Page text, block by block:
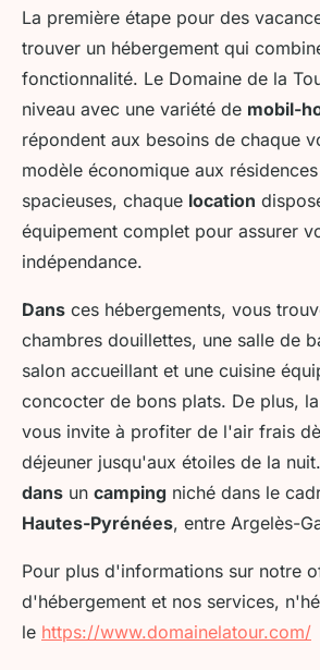
La première étape pour des
trouver un hébergement qui
fonctionnalité. Le Domaine de la
niveau avec une variété de mobil-
répondent aux besoins de chaque
modèle économique aux
spacieuses, chaque location
équipement complet pour assurer
indépendance.
Dans ces hébergements, vous
chambres douillettes, une salle de
salon accueillant et une cuisine
concocter de bons plats. De plus,
vous invite à profiter de l'air frais
déjeuner jusqu'aux étoiles de la
dans un camping niché dans le
Hautes-Pyrénées, entre Argelès-
Pour plus d'informations sur notre
d'hébergement et nos services,
le https://www.domainelatour.com/